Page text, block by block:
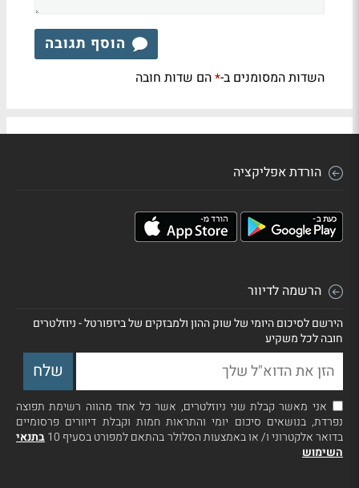
הוסף תגובה
השדות המסומנים ב-*הם שדות חובה
הורדת אפליקציה
הרשמה לדיוור
הירשם לסיכום היומי של שוק ההון ולמבזקים של ביזפורטל - ניוזלטרים
חובה לכל משקיע
אני מאשר קבלת שני ניוזלטרים, אשר כל אחד מהווה רשימת תפוצה
נפרדת, בנושאים סיכום יומי והתראות חמות וקבלת דיוורים פרסומיים
בדואר אלקטרוני ו/ או באמצעות הסלולר בהתאם למפורט בסעיף 10
בתנאי
השימוש